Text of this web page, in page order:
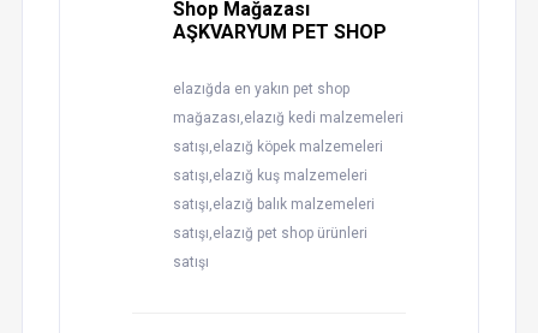
Shop Mağazası
AŞKVARYUM PET SHOP
elazığda en yakın pet shop
mağazası,elazığ kedi malzemeleri
satışı,elazığ köpek malzemeleri
satışı,elazığ kuş malzemeleri
satışı,elazığ balık malzemeleri
satışı,elazığ pet shop ürünleri
satışı